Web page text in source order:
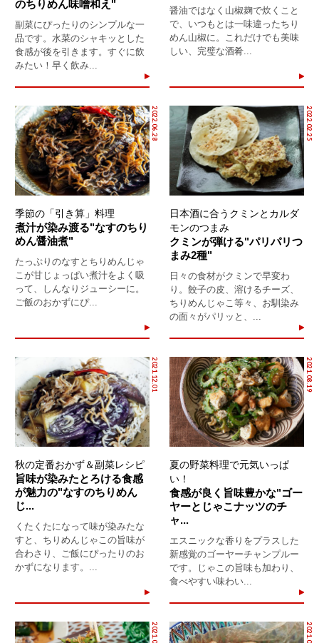
のちりめん味噌和え"
副菜にぴったりのシンプルな一
品です。水菜のシャキッとした
食感が後を引きます。すぐに飲
みたい！早く飲み...
醤油ではなく山椒麹で炊くこと
で、いつもとは一味違ったちり
めん山椒に。これだけでも美味
しい、完璧な酒肴...
2022.06.28
季節の「引き算」料理
煮汁が染み渡る"なすのちり
めん醤油煮"
たっぷりのなすとちりめんじゃ
こが甘じょっぱい煮汁をよく吸
って、しんなりジューシーに。
ご飯のおかずにぴ...
2022.02.25
日本酒に合うクミンとカルダ
モンのつまみ
クミンが弾ける"パリパリつ
まみ2種"
日々の食材がクミンで早変わ
り。餃子の皮、溶けるチーズ、
ちりめんじゃこ等々、お馴染み
の面々がパリッと、...
2021.12.01
秋の定番おかず＆副菜レシピ
旨味が染みたとろける食感
が魅力の"なすのちりめん
じ...
くたくたになって味が染みたな
すと、ちりめんじゃこの旨味が
合わさり、ご飯にぴったりのお
かずになります。...
2021.08.19
夏の野菜料理で元気いっぱ
い！
食感が良く旨味豊かな"ゴー
ヤーとじゃこナッツのチ
ャ...
エスニックな香りをプラスした
新感覚のゴーヤーチャンプルー
です。じゃこの旨味も加わり、
食べやすい味わい...